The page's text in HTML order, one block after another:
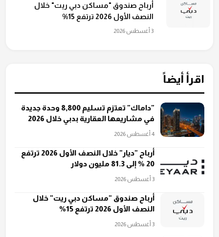
أرباح صندوق "مساكن دبي ريت" خلال
النصف الأول 2026 ترتفع 15%
3 أغسطس 2026
اقرأ أيضاً
"داماك" تعتزم تسليم 8,800 وحدة جديدة
في مشاريعها العقارية بدبي خلال 2026
4 أغسطس 2026
أرباح "ديار" خلال النصف الأول 2026 ترتفع
20 % إلى 81.3 مليون دولار
3 أغسطس 2026
أرباح صندوق "مساكن دبي ريت" خلال
النصف الأول 2026 ترتفع 15%
3 أغسطس 2026